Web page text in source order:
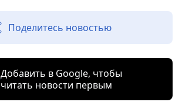
Поделитесь новостью
Добавить в Google, чтобы
читать новости первым